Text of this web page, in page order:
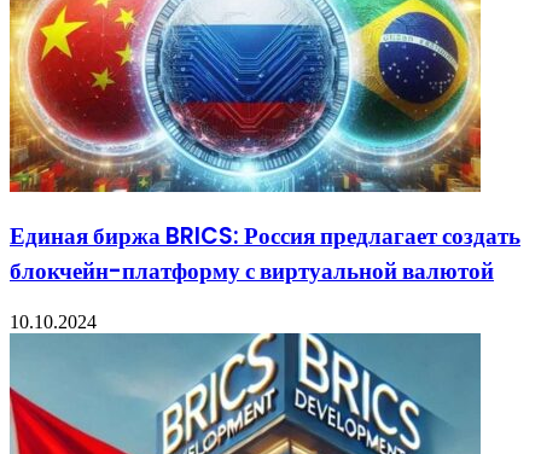
Единая биржа BRICS: Россия предлагает создать
блокчейн-платформу с виртуальной валютой
10.10.2024